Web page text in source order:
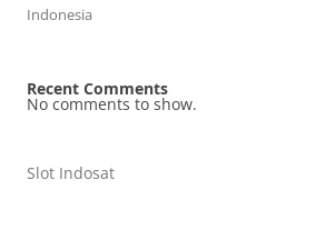
Indonesia
Recent Comments
No comments to show.
Slot Indosat